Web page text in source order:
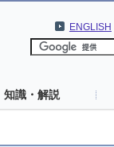
ENGLISH
知識・解説